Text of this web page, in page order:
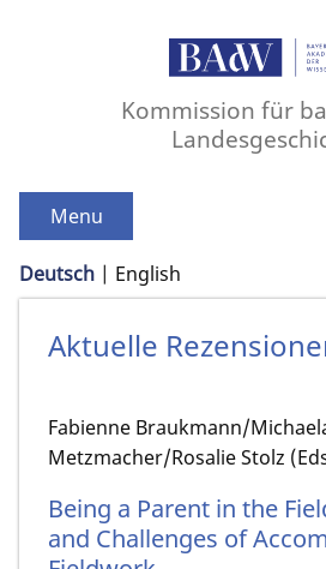
Kommission für
Menu
Deutsch English
Aktuelle
Fabienne Braukmann/
Metzmacher/Rosalie Stolz
Being a Parent in the
and Challenges of